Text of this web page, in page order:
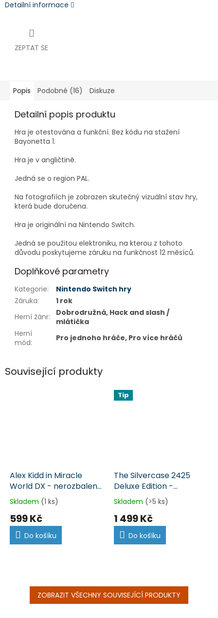
Detailní informace
ZEPTAT SE
Popis Podobné (16) Diskuze
Detailní popis produktu
Hra je otestována a funkční. Bez kódu na stažení
Bayonetta 1.
Hra je v angličtině.
Jedná se o region PAL.
Na fotografiích je zobrazen skutečný vizuální stav hry,
která bude doručena.
Hra je originální na Nintendo Switch.
Jedná se použitou elektroniku, na kterou z tohoto
důvodu poskytujeme záruku na funkčnost 12 měsíců.
Doplňkové parametry
Kategorie:
Nintendo Switch hry
Záruka:
1 rok
Herní žánr:
Dobrodružná, Hack and slash /
mlátička
Herní
mód: Pro jednoho hráče, Pro více hráčů
Související produkty
Alex Kidd in Miracle
World DX - nerozbalená
(Switch)
Skladem (1 ks)
599 Kč
Do košíku
Tip
The Silvercase 2425
Deluxe Edition -
nerozbalená (Switch)
Skladem (>5 ks)
1 499 Kč
Do košíku
ZOBRAZIT VŠECHNY SOUVISEJÍCÍ PRODUKTY